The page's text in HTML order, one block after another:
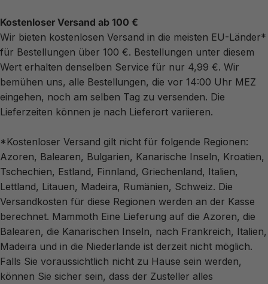
Kostenloser Versand ab 100 €
Wir bieten kostenlosen Versand in die meisten EU-Länder*
für Bestellungen über 100 €. Bestellungen unter diesem
Wert erhalten denselben Service für nur 4,99 €. Wir
bemühen uns, alle Bestellungen, die vor 14:00 Uhr MEZ
eingehen, noch am selben Tag zu versenden. Die
Lieferzeiten können je nach Lieferort variieren.
*Kostenloser Versand gilt nicht für folgende Regionen:
Azoren, Balearen, Bulgarien, Kanarische Inseln, Kroatien,
Tschechien, Estland, Finnland, Griechenland, Italien,
Lettland, Litauen, Madeira, Rumänien, Schweiz. Die
Versandkosten für diese Regionen werden an der Kasse
berechnet. Mammoth Eine Lieferung auf die Azoren, die
Balearen, die Kanarischen Inseln, nach Frankreich, Italien,
Madeira und in die Niederlande ist derzeit nicht möglich.
Falls Sie voraussichtlich nicht zu Hause sein werden,
können Sie sicher sein, dass der Zusteller alles